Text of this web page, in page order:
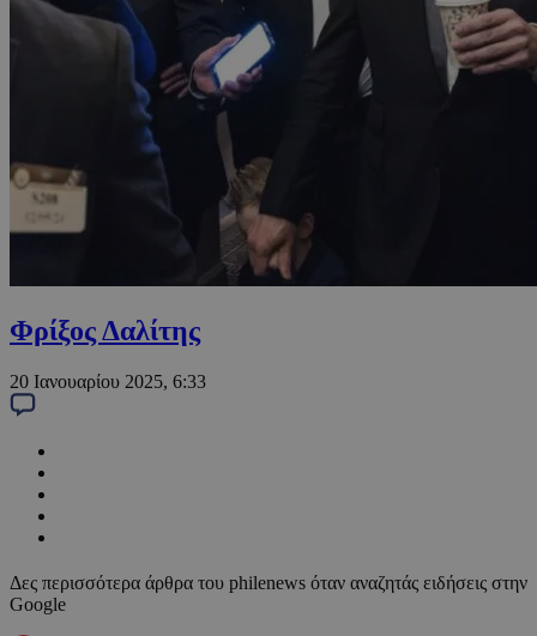
Φρίξος Δαλίτης
20 Ιανουαρίου 2025, 6:33
Δες περισσότερα άρθρα του philenews όταν αναζητάς ειδήσεις στην
Google